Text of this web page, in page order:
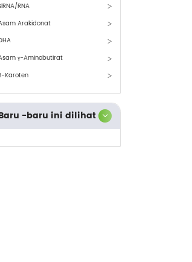
RNA
Arakidonat
γ-Aminobutirat
Karoten
-baru ini dilihat